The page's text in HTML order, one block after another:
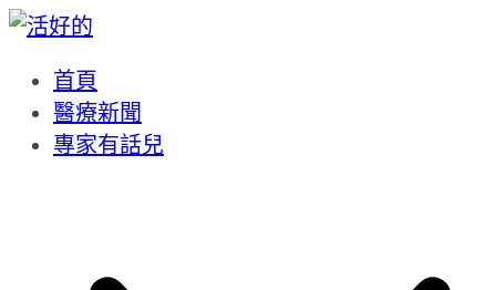
Skip
content首頁
醫療新聞
專家有話兒